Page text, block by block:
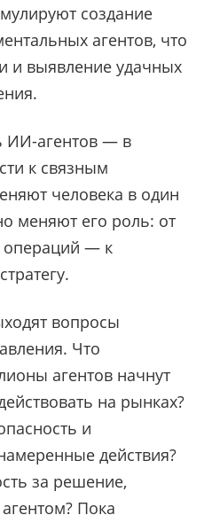
создание
агентов, что
и выявление удачных
ИИ-агентов — в
к связным
человека в один
меняют его роль: от
операций — к
вопросы
Что
агентов начнут
на рынках?
и
действия?
за решение,
Пока